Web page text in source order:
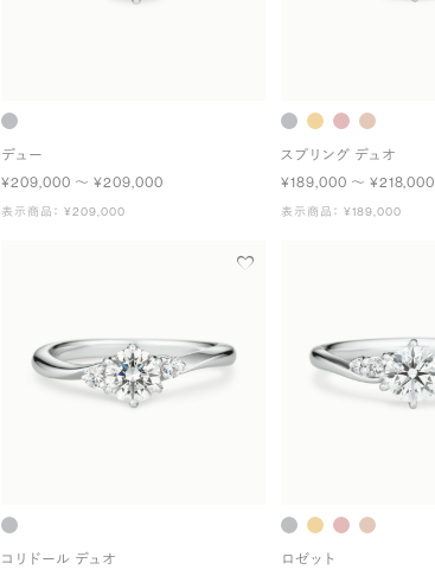
デュー
¥209,000 〜 ¥209,000
表示商品： ¥209,000
スプリング デュオ
¥189,000 〜 ¥218,000
表示商品： ¥189,000
コリドール デュオ
ロゼット